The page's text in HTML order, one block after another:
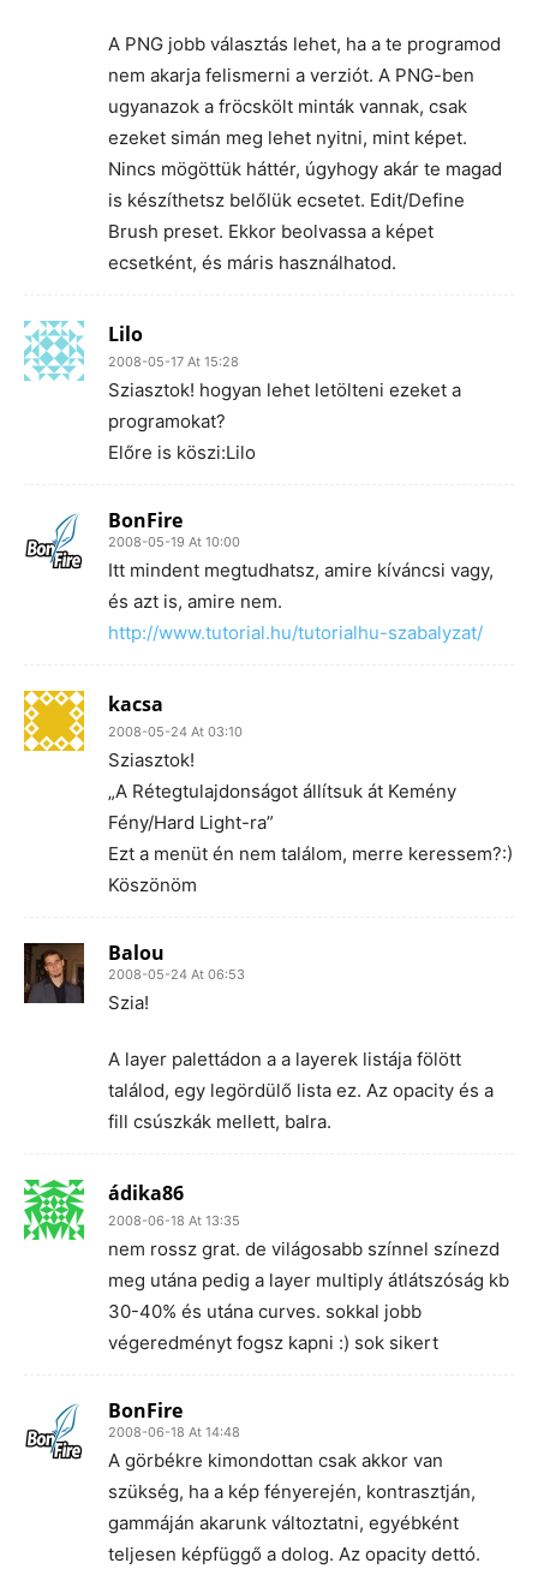
A PNG jobb választás lehet, ha a te programod
nem akarja felismerni a verziót. A PNG-ben
ugyanazok a fröcskölt minták vannak, csak
ezeket simán meg lehet nyitni, mint képet.
Nincs mögöttük háttér, úgyhogy akár te magad
is készíthetsz belőlük ecsetet. Edit/Define
Brush preset. Ekkor beolvassa a képet
ecsetként, és máris használhatod.
Lilo
2008-05-17 At 15:28
Sziasztok! hogyan lehet letölteni ezeket a
programokat?
Előre is köszi:Lilo
BonFire
2008-05-19 At 10:00
Itt mindent megtudhatsz, amire kíváncsi vagy,
és azt is, amire nem.
http://www.tutorial.hu/tutorialhu-szabalyzat/
kacsa
2008-05-24 At 03:10
Sziasztok!
„A Rétegtulajdonságot állítsuk át Kemény
Fény/Hard Light-ra”
Ezt a menüt én nem találom, merre keressem?:)
Köszönöm
Balou
2008-05-24 At 06:53
Szia!
A layer palettádon a a layerek listája fölött
találod, egy legördülő lista ez. Az opacity és a
fill csúszkák mellett, balra.
ádika86
2008-06-18 At 13:35
nem rossz grat. de világosabb színnel színezd
meg utána pedig a layer multiply átlátszóság kb
30-40% és utána curves. sokkal jobb
végeredményt fogsz kapni :) sok sikert
BonFire
2008-06-18 At 14:48
A görbékre kimondottan csak akkor van
szükség, ha a kép fényerején, kontrasztján,
gammáján akarunk változtatni, egyébként
teljesen képfüggő a dolog. Az opacity dettó.